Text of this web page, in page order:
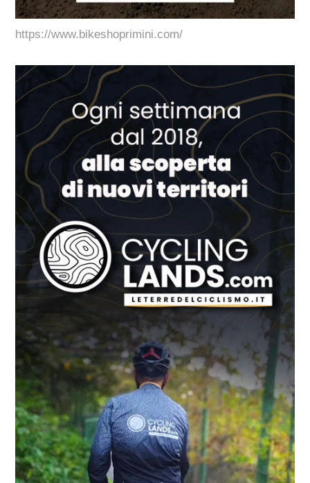
https://www.bikeshoprimini.com/